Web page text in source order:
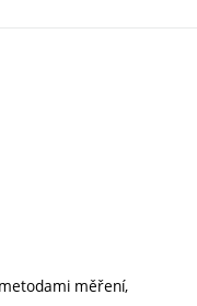
měření,